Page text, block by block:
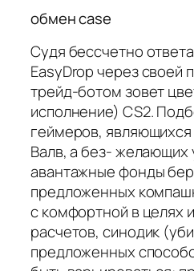
обмен case
Судя бессчетно
EasyDrop через своей
трейд-ботом зовет
исполнение) CS2.
геймеров,
Валв, а без- желающих
авантажные фонды
предложенных
с комфортной в целях
расчетов, синодик
предложенных